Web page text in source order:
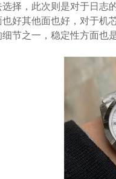
择，此次则是对于日志
好其他面也好，对于
节之一，稳定性方面也